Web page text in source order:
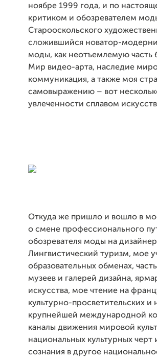
ноябре 1999 года, и по
критиком и обозревателем
Старооскольского
сложившийся новатор-
моды, как неотъемлемую часть
Мир видео-арта, наследие
коммуникация, а также моя
самовыражению – вот
увлеченности сплавом
Откуда же пришло и вошло в
о смене профессионального
обозревателя моды на
Лингвистический туризм, мое
образовательных обменах,
музеев и галерей дизайна,
искусства, мое чтение на
культурно-просветительских
крупнейшей международной
каналы движения мировой
национальных культурных
сознания в другое